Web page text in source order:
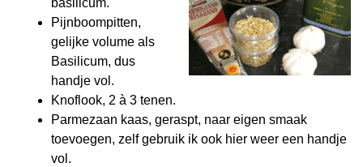
basilicum.
Pijnboompitten,
gelijke volume als
Basilicum, dus
handje vol.
Knoflook, 2 à 3 tenen.
Parmezaan kaas, geraspt, naar eigen smaak
toevoegen, zelf gebruik ik ook hier weer een handje
vol.